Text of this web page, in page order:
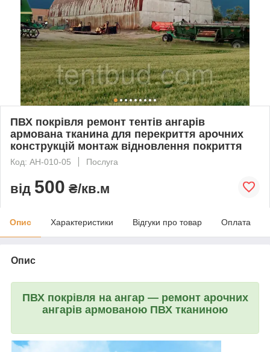
ПВХ покрівля ремонт тентів ангарів
армована тканина для перекриття арочних
конструкцій монтаж відновлення покриття
Код: АН-010-05 Послуга
від 500 ₴/кв.м
Опис Характеристики Відгуки про товар Оплата
Опис
ПВХ покрівля на ангар — ремонт арочних
ангарів армованою ПВХ тканиною